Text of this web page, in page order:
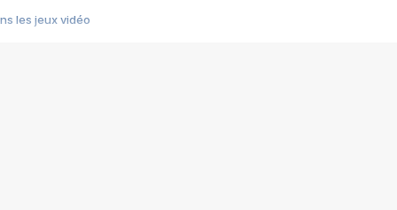
les jeux vidéo